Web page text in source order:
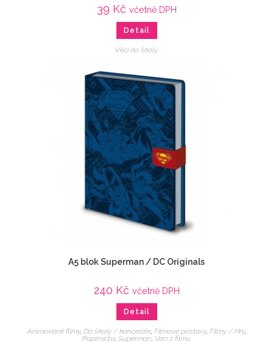
39 Kč včetně DPH
Detail
Věci do školy
A5 blok Superman / DC Originals
240 Kč včetně DPH
Detail
Animované filmy, Do školy / kanceláře, Filmové postavy, Filmy / Hry,
Papírnictví, Superman, Veci z filmu